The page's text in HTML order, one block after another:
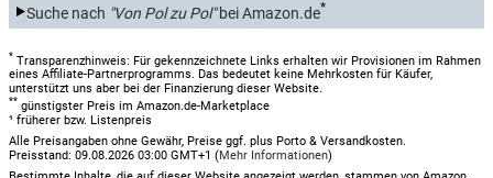
Suche nach "Von Pol zu Pol"bei Amazon.de*
* Transparenzhinweis: Für gekennzeichnete Links erhalten wir Provisionen im Rahmen
eines Affiliate-Partnerprogramms. Das bedeutet keine Mehrkosten für Käufer,
unterstützt uns aber bei der Finanzierung dieser Website.
** günstigster Preis im Amazon.de-Marketplace
¹ früherer bzw. Listenpreis
Alle Preisangaben ohne Gewähr, Preise ggf. plus Porto & Versandkosten.
Preisstand: 09.08.2026 03:00 GMT+1 (Mehr Informationen)